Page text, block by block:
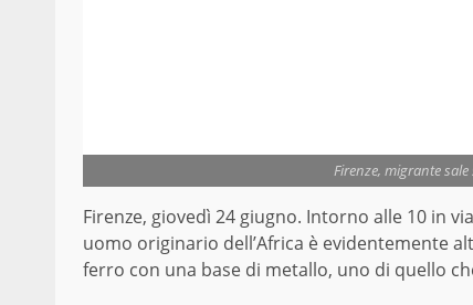
Firenze, migrante
Firenze, giovedì 24 giugno. Intorno alle 10 in
uomo originario dell’Africa è evidentemente
ferro con una base di metallo, uno di quello